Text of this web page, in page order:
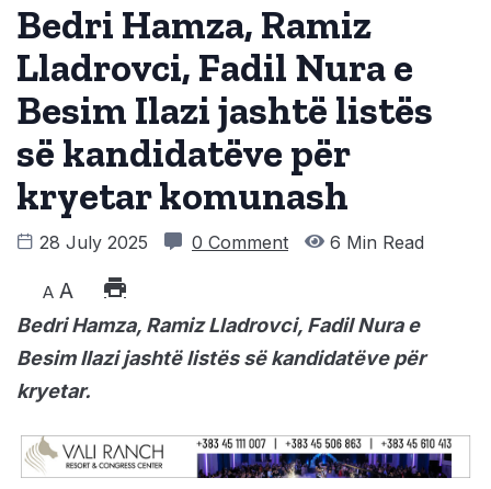
Bedri Hamza, Ramiz
Lladrovci, Fadil Nura e
Besim Ilazi jashtë listës
së kandidatëve për
kryetar komunash
28 July 2025 0 Comment 6 Min Read
A A
Bedri Hamza, Ramiz Lladrovci, Fadil Nura e
Besim Ilazi jashtë listës së kandidatëve për
kryetar.